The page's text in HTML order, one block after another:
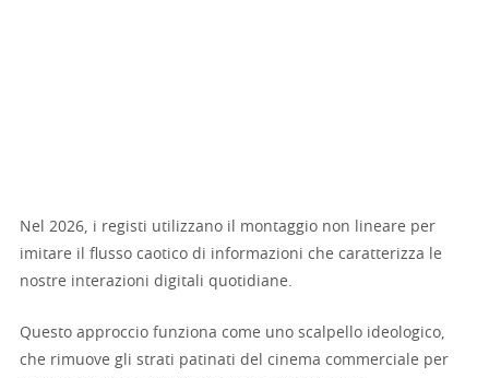
Nel 2026, i registi utilizzano il montaggio non lineare per
imitare il flusso caotico di informazioni che caratterizza le
nostre interazioni digitali quotidiane.
Questo approccio funziona come uno scalpello ideologico,
che rimuove gli strati patinati del cinema commerciale per